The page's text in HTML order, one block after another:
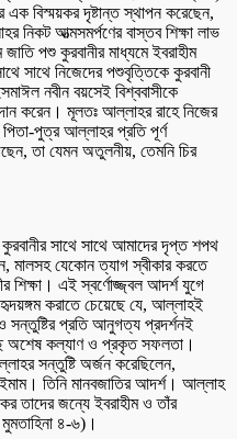
বিস্ময়কর দৃষ্টান্ত স্থাপন করেছেন,
নিকট আত্মসমর্পণের বাস্তব শিক্ষা লাভ
পশু কুরবানীর মাধ্যমে ইবরাহীম
সাথে নিজেদের পশুবৃত্তিকে কুরবানী
নবীন বয়সেই বিশ্ববাসীকে
করেন। মূলতঃ আল্লাহর রাহে নিজের
পিতা-পুত্র আল্লাহর প্রতি পূর্ণ
তা যেমন অতুলনীয়, তেমনি চির
সাথে সাথে আমাদের দৃপ্ত শপথ
মালসহ যেকোন ত্যাগ স্বীকার করতে
এই স্বর্ণোজ্জ্বল আদর্শ যুগে
করাতে চেয়েছে যে, আল্লাহই
সন্তুষ্টির প্রতি আনুগত্য প্রদর্শনই
অশেষ কল্যাণ ও প্রকৃত সফলতা।
সন্তুষ্টি অর্জন করেছিলেন,
তিনি মানবজাতির আদর্শ। আল্লাহ
তাদের জন্যে ইবরাহীম ও তাঁর
৪-৬)।